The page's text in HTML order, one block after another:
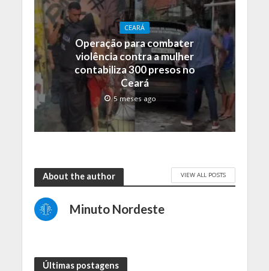
CEARÁ
Operação para combater
violência contra a mulher
contabiliza 300 presos no
Ceará
5 meses ago
About the author VIEW ALL POSTS
Minuto Nordeste
Últimas postagens